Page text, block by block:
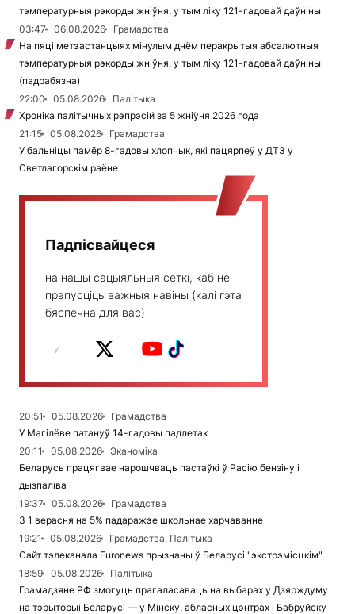
тэмпературныя рэкорды жніўня, у тым ліку 121-гадовай даўніны
03:47
06.08.2026
Грамадства
На пяці метэастанцыях мінулым днём перакрытыя абсалютныя
тэмпературныя рэкорды жніўня, у тым ліку 121-гадовай даўніны
(падрабязна)
22:00
05.08.2026
Палітыка
Хроніка палітычных рэпрэсій за 5 жніўня 2026 года
21:15
05.08.2026
Грамадства
У бальніцы памёр 8-гадовы хлопчык, які пацярпеў у ДТЗ у
Светлагорскім раёне
Падпісвайцеся
на нашы сацыяльныя сеткі, каб не
прапусціць важныя навіны (калі гэта
бяспечна для вас)
20:51 05.08.2026
Грамадства
У Магілёве патануў 14-гадовы падлетак
20:11
05.08.2026
Эканоміка
Беларусь працягвае нарошчваць пастаўкі ў Расію бензіну і
дызпаліва
19:37
05.08.2026
Грамадства
З 1 верасня на 5% падаражэе школьнае харчаванне
19:21
05.08.2026
Грамадства, Палітыка
Сайт тэлеканала Euronews прызнаны ў Беларусі "экстрэмісцкім"
18:59
05.08.2026
Палітыка
Грамадзяне РФ змогуць прагаласаваць на выбарах у Дзярждуму
на тэрыторыі Беларусі — у Мінску, абласных цэнтрах і Бабруйску